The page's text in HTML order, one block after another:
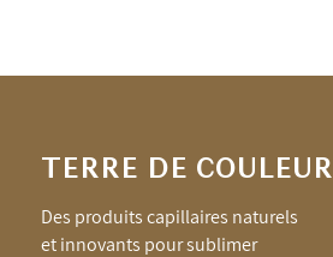
TERRE DE COULEUR
Des produits capillaires naturels
et innovants pour sublimer